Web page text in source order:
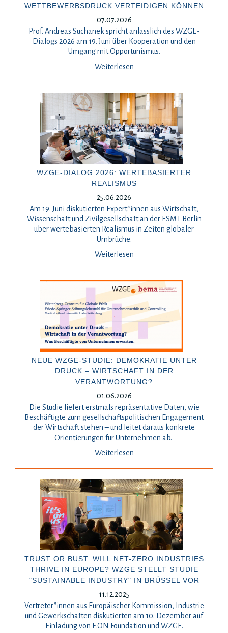
WETTBEWERBSDRUCK VERTEIDIGEN KÖNNEN
07.07.2026
Prof. Andreas Suchanek spricht anlässlich des WZGE-
Dialogs 2026 am 19. Juni über Kooperation und den
Umgang mit Opportunismus.
Weiterlesen
WZGE-DIALOG 2026: WERTEBASIERTER
REALISMUS
25.06.2026
Am 19. Juni diskutierten Expert*innen aus Wirtschaft,
Wissenschaft und Zivilgesellschaft an der ESMT Berlin
über wertebasierten Realismus in Zeiten globaler
Umbrüche.
Weiterlesen
NEUE WZGE-STUDIE: DEMOKRATIE UNTER
DRUCK – WIRTSCHAFT IN DER
VERANTWORTUNG?
01.06.2026
Die Studie liefert erstmals repräsentative Daten, wie
Beschäftigte zum gesellschaftspolitischen Engagement
der Wirtschaft stehen – und leitet daraus konkrete
Orientierungen für Unternehmen ab.
Weiterlesen
TRUST OR BUST: WILL NET-ZERO INDUSTRIES
THRIVE IN EUROPE? WZGE STELLT STUDIE
"SUSTAINABLE INDUSTRY" IN BRÜSSEL VOR
11.12.2025
Vertreter*innen aus Europäischer Kommission, Industrie
und Gewerkschaften diskutierten am 10. Dezember auf
Einladung von E.ON Foundation und WZGE.